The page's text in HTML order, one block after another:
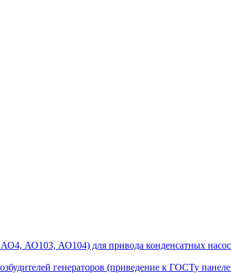
АО103, АО104) для привода конденсатных
генераторов (приведение к ГОСТу